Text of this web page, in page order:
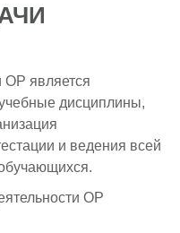
технологий
ОР является
дисциплины,
и ведения всей
ОР